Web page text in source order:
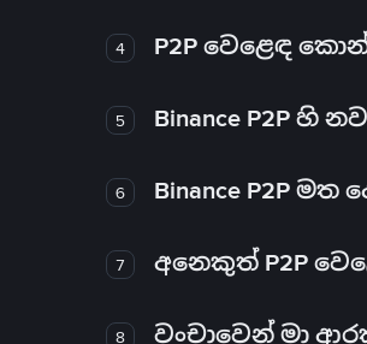
4 P2P වෙළෙඳ
5 Binance P2P හි
6 Binance P2P
7 අනෙකුත් P2P
8 වංචාවෙන් මා